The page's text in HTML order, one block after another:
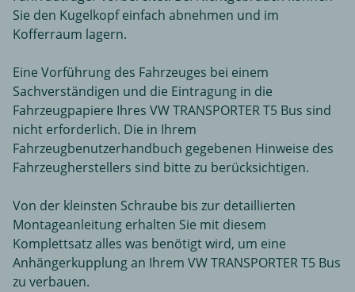
Sie den Kugelkopf einfach abnehmen und im
Kofferraum lagern.
Eine Vorführung des Fahrzeuges bei einem
Sachverständigen und die Eintragung in die
Fahrzeugpapiere Ihres VW TRANSPORTER T5 Bus sind
nicht erforderlich. Die in Ihrem
Fahrzeugbenutzerhandbuch gegebenen Hinweise des
Fahrzeugherstellers sind bitte zu berücksichtigen.
Von der kleinsten Schraube bis zur detaillierten
Montageanleitung erhalten Sie mit diesem
Komplettsatz alles was benötigt wird, um eine
Anhängerkupplung an Ihrem VW TRANSPORTER T5 Bus
zu verbauen.